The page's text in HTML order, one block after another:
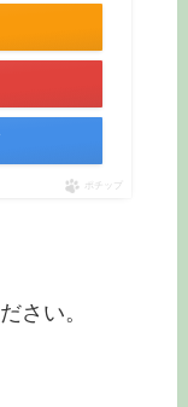
ポチップ
さい。